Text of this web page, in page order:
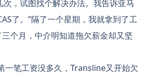
，试图找个解决办法。我告诉亚马
了。”隔了一个星期，我就拿到了工
个月，中介明知道拖欠薪金却又坚
一笔工资没多久，Transline又开始欠